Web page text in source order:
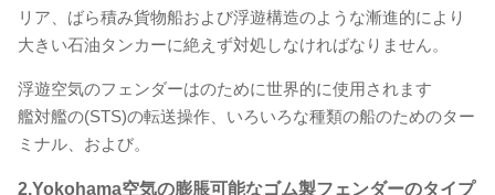
リア、ばら積み貨物船および浮遊構造のような漸進的により
大きい石油タンカーに絶えず対処しなければなりません。
浮遊空気のフェンダーはのために世界的に使用されます
艦対艦の(STS)の転送操作、いろいろな種類の船のためのター
ミナル、および。
2.Yokohama空気の膨脹可能なゴム製フェンダーのタイプ